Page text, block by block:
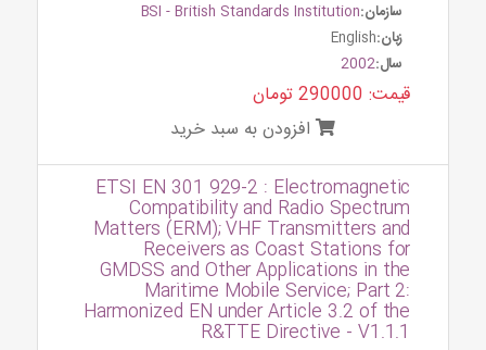
سازمان:BSI - British Standards Institution
زبان:English
سال:2002
قیمت: 290000 تومان
افزودن به سبد خرید
ETSI EN 301 929-2 : Electromagnetic
Compatibility and Radio Spectrum
Matters (ERM); VHF Transmitters and
Receivers as Coast Stations for
GMDSS and Other Applications in the
Maritime Mobile Service; Part 2:
Harmonized EN under Article 3.2 of the
R&TTE Directive - V1.1.1